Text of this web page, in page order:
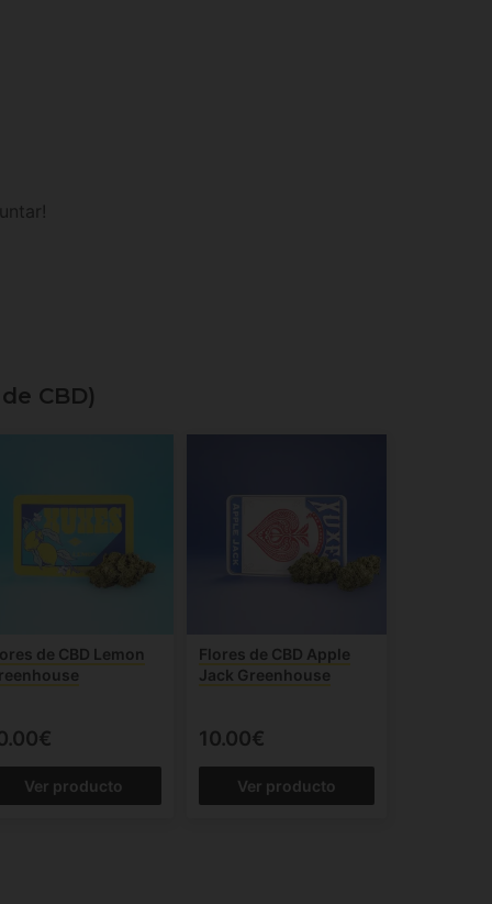
CBD)
de CBD Lemon
Ver producto
Flores de CBD Apple
Jack Greenhouse
10.00€
Ver producto